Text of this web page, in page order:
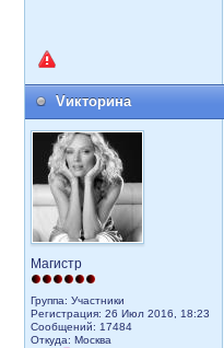
Vикторина
Магистр
Группа: Участники
Регистрация: 26 Июл 2016, 18:23
Сообщений: 17484
Откуда: Москва